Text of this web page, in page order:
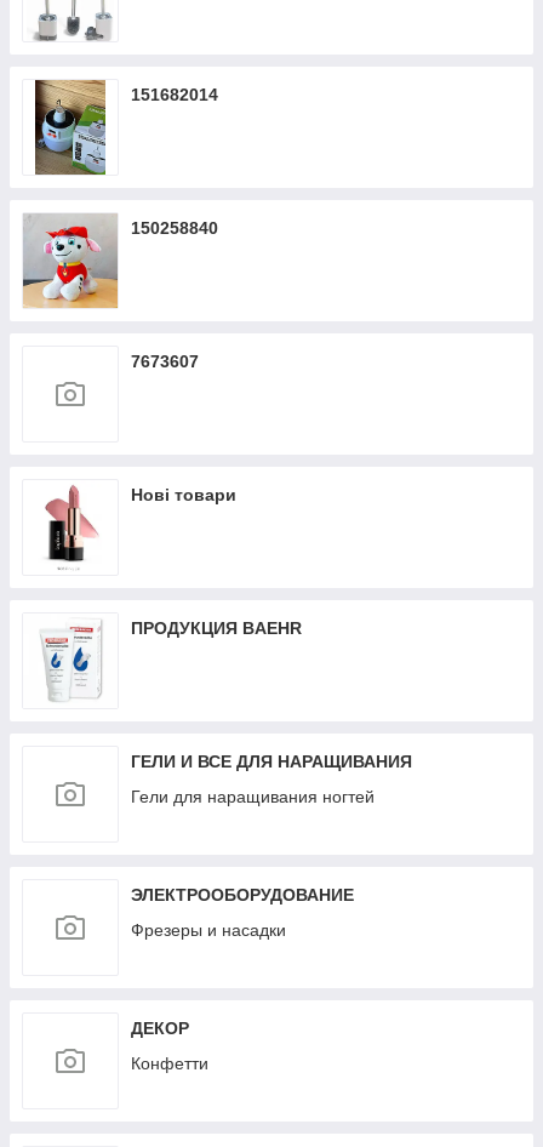
151682014
150258840
7673607
Нові товари
ПРОДУКЦИЯ BAEHR
ГЕЛИ И ВСЕ ДЛЯ НАРАЩИВАНИЯ
Гели для наращивания ногтей
ЭЛЕКТРООБОРУДОВАНИЕ
Фрезеры и насадки
ДЕКОР
Конфетти